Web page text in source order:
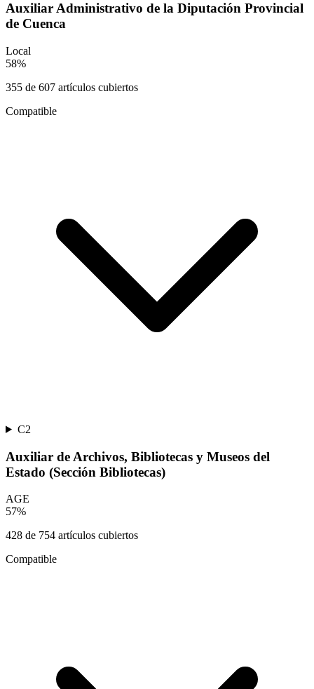
Auxiliar Administrativo de la Diputación Provincial
de Cuenca
Local
58%
355 de 607 artículos cubiertos
Compatible
C2
Auxiliar de Archivos, Bibliotecas y Museos del
Estado (Sección Bibliotecas)
AGE
57%
428 de 754 artículos cubiertos
Compatible